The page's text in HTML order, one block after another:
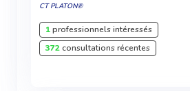
CT PLATON®
1professionnels intéressés
372consultations récentes